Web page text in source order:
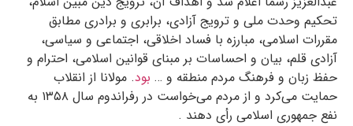
تحکیم وحدت ملی و ترویج آزادی، برابری و برادری مطابق
مقررات اسلامی، مبارزه با فساد اخلاقی، اجتماعی و سیاسی،
آزادی قلم، بیان و احساسات بر مبنای قوانین اسلامی، احترام و
حفظ زبان و فرهنگ مردم منطقه و … بود. مولانا از انقلاب
حمایت می‌کرد و از مردم می‌خواست در رفراندوم سال ۱۳۵۸ به
نفع جمهوری اسلامی رأی دهند .